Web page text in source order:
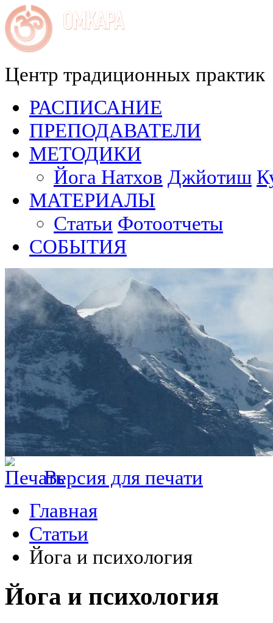
Центр традиционных практик
РАСПИСАНИЕ
ПРЕПОДАВАТЕЛИ
МЕТОДИКИ
Йога Натхов Джйотиш
МАТЕРИАЛЫ
Статьи Фотоотчеты
СОБЫТИЯ
Версия для печати
Главная
Статьи
Йога и психология
Йога и психология